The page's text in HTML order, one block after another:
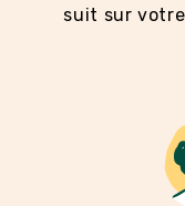
suit sur